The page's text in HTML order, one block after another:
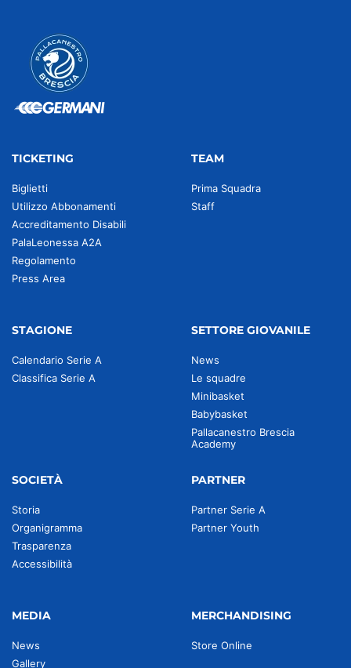
TICKETING
Biglietti
Utilizzo Abbonamenti
Accreditamento Disabili
PalaLeonessa A2A
Regolamento
Press Area
TEAM
Prima Squadra
Staff
STAGIONE
Calendario Serie A
Classifica Serie A
SETTORE GIOVANILE
News
Le squadre
Minibasket
Babybasket
Pallacanestro Brescia
Academy
SOCIETÀ
Storia
Organigramma
Trasparenza
Accessibilità
PARTNER
Partner Serie A
Partner Youth
MEDIA
News
Gallery
MERCHANDISING
Store Online